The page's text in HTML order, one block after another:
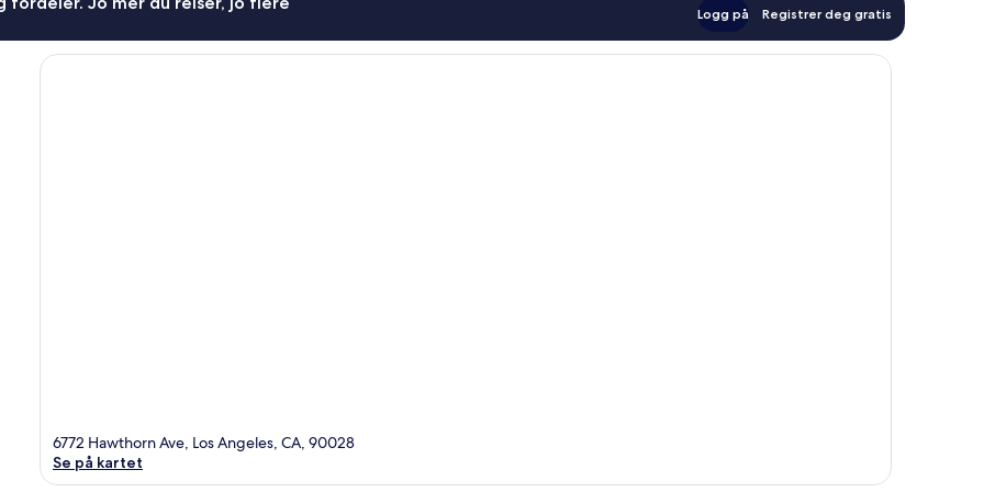
Logg på Registrer deg gratis
6772 Hawthorn Ave, Los Angeles, CA, 90028
Se på kartet